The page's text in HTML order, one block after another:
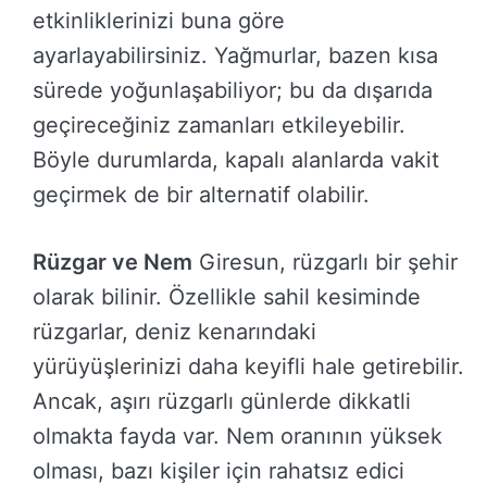
etkinliklerinizi buna göre
ayarlayabilirsiniz. Yağmurlar, bazen kısa
sürede yoğunlaşabiliyor; bu da dışarıda
geçireceğiniz zamanları etkileyebilir.
Böyle durumlarda, kapalı alanlarda vakit
geçirmek de bir alternatif olabilir.
Rüzgar ve Nem Giresun, rüzgarlı bir şehir
olarak bilinir. Özellikle sahil kesiminde
rüzgarlar, deniz kenarındaki
yürüyüşlerinizi daha keyifli hale getirebilir.
Ancak, aşırı rüzgarlı günlerde dikkatli
olmakta fayda var. Nem oranının yüksek
olması, bazı kişiler için rahatsız edici